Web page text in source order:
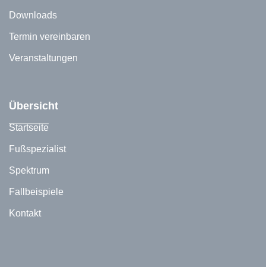
Downloads
Termin vereinbaren
Veranstaltungen
Übersicht
Startseite
Fußspezialist
Spektrum
Fallbeispiele
Kontakt